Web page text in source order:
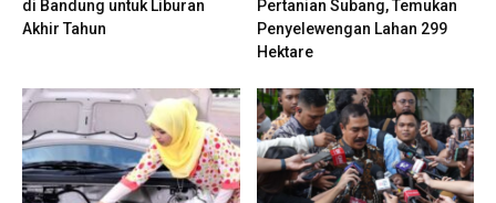
di Bandung untuk Liburan
Akhir Tahun
Pertanian Subang, Temukan
Penyelewengan Lahan 299
Hektare